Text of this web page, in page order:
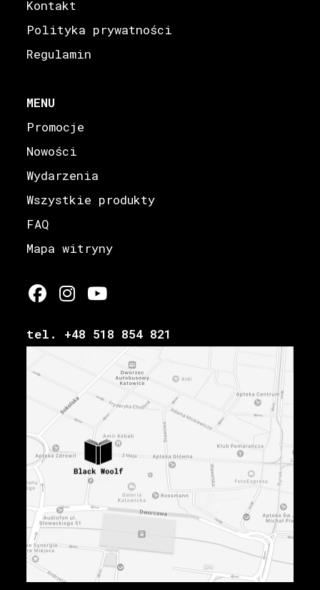
Kontakt
Polityka prywatności
Regulamin
MENU
Promocje
Nowości
Wydarzenia
Wszystkie produkty
FAQ
Mapa witryny
tel. +48 518 854 821